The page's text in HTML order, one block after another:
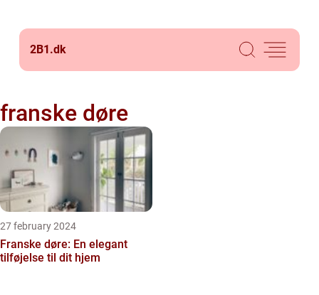
2B1.dk
franske døre
27 february 2024
Franske døre: En elegant
tilføjelse til dit hjem